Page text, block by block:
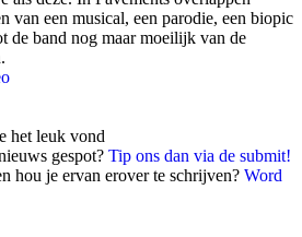
van een musical, een parodie, een biopic
de band nog maar moeilijk van de
het leuk vond
gespot? Tip ons dan via de submit!
hou je ervan erover te schrijven? Word